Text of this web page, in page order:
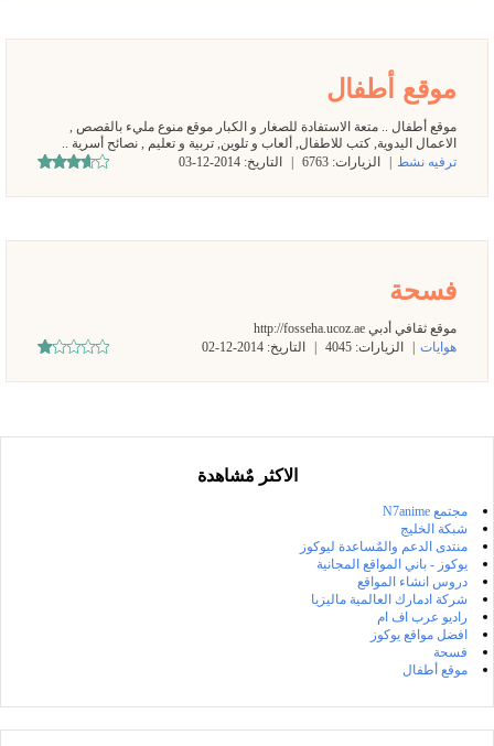
موقع أطفال
موقع أطفال .. متعة الاستفادة للصغار و الكبار موقع منوع مليء بالقصص ,
الاعمال اليدوية, كتب للاطفال, ألعاب و تلوين, تربية و تعليم , نصائح أسرية ..
ترفيه نشط
الزيارات: 6763 التاريخ: 2014-12-03
فسحة
موقع ثقافي أدبي http://fosseha.ucoz.ae
هوايات
الزيارات: 4045 التاريخ: 2014-12-02
الاكثر مٌشاهدة
مجتمع N7anime
شبكة الخليج
منتدى الدعم والمٌساعدة ليوكوز
يوكوز - باني المواقع المجانية
دروس انشاء المواقع
شركة ادمارك العالمية ماليزيا
راديو عرب اف ام
افضل مواقع يوكوز
فسحة
موقع أطفال